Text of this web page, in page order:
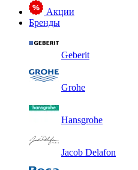
Акции
Бренды
Geberit
Grohe
Hansgrohe
Jacob Delafon